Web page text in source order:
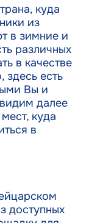
куда
из
в зимние и
различных
в качестве
здесь есть
Вы и
далее
куда
в
доступных